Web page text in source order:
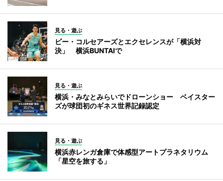
見る・遊ぶ
ビー・コルセアーズとエクセレンスが「横浜対
決」 横浜BUNTAIで
見る・遊ぶ
横浜・みなとみらいでドローンショー ベイスター
ズが球団初のギネス世界記録認定
見る・遊ぶ
横浜赤レンガ倉庫で体感型アートプラネタリウム
「星空を旅する」